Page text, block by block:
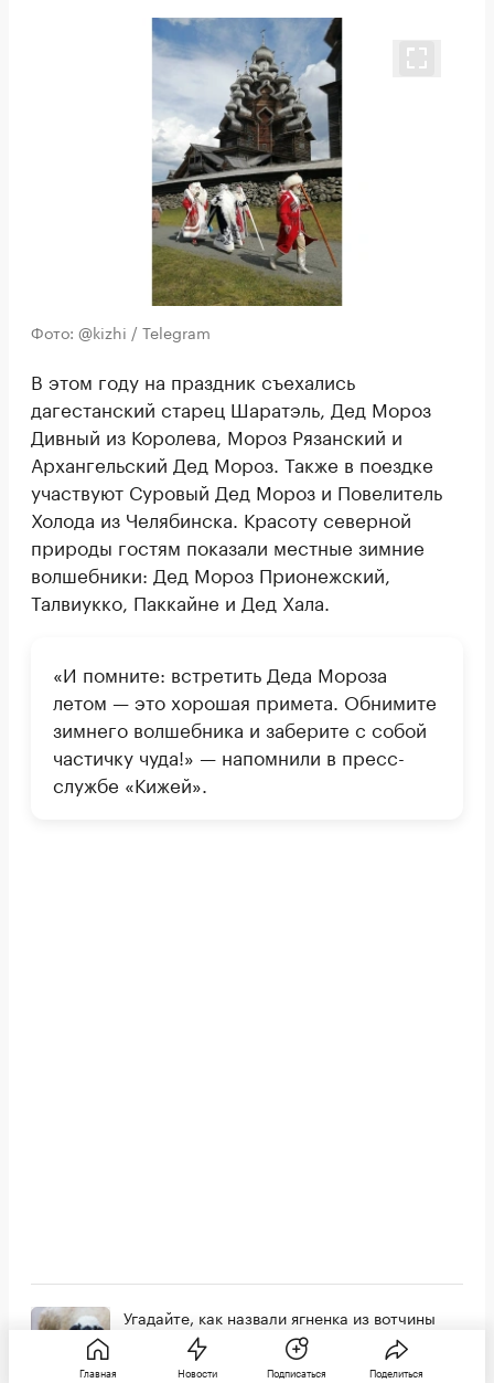
Фото: @kizhi / Telegram
В этом году на праздник съехались
дагестанский старец Шаратэль, Дед Мороз
Дивный из Королева, Мороз Рязанский и
Архангельский Дед Мороз. Также в поездке
участвуют Суровый Дед Мороз и Повелитель
Холода из Челябинска. Красоту северной
природы гостям показали местные зимние
волшебники: Дед Мороз Прионежский,
Талвиукко, Паккайне и Дед Хала.
«И помните: встретить Деда Мороза
летом — это хорошая примета. Обнимите
зимнего волшебника и заберите с собой
частичку чуда!» — напомнили в пресс-
службе «Кижей».
Угадайте, как назвали ягненка из вотчины
Деда Мороза. За имя голосовали
Главная Новости Подписаться Поделиться